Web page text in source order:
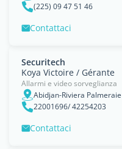
(225) 09 47 51 46
Contattaci
Securitech
Koya Victoire / Gérante
Allarmi e video sorveglianza
Abidjan-Riviera
22001696/ 42254203
Contattaci